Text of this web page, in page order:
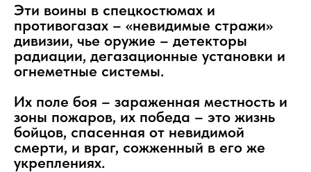
Эти воины в спецкостюмах и
противогазах – «невидимые стражи»
дивизии, чье оружие – детекторы
радиации, дегазационные установки и
огнеметные системы.
Их поле боя – зараженная местность и
зоны пожаров, их победа – это жизнь
бойцов, спасенная от невидимой
смерти, и враг, сожженный в его же
укреплениях.